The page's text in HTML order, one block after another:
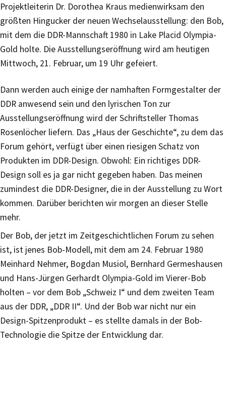
Projektleiterin Dr. Dorothea Kraus medienwirksam den
größten Hingucker der neuen Wechselausstellung: den Bob,
mit dem die DDR-Mannschaft 1980 in Lake Placid Olympia-
Gold holte. Die Ausstellungseröffnung wird am heutigen
Mittwoch, 21. Februar, um 19 Uhr gefeiert.
Dann werden auch einige der namhaften Formgestalter der
DDR anwesend sein und den lyrischen Ton zur
Ausstellungseröffnung wird der Schriftsteller Thomas
Rosenlöcher liefern. Das „Haus der Geschichte“, zu dem das
Forum gehört, verfügt über einen riesigen Schatz von
Produkten im DDR-Design. Obwohl: Ein richtiges DDR-
Design soll es ja gar nicht gegeben haben. Das meinen
zumindest die DDR-Designer, die in der Ausstellung zu Wort
kommen. Darüber berichten wir morgen an dieser Stelle
mehr.
Der Bob, der jetzt im Zeitgeschichtlichen Forum zu sehen
ist, ist jenes Bob-Modell, mit dem am 24. Februar 1980
Meinhard Nehmer, Bogdan Musiol, Bernhard Germeshausen
und Hans-Jürgen Gerhardt Olympia-Gold im Vierer-Bob
holten – vor dem Bob „Schweiz I“ und dem zweiten Team
aus der DDR, „DDR II“. Und der Bob war nicht nur ein
Design-Spitzenprodukt – es stellte damals in der Bob-
Technologie die Spitze der Entwicklung dar.